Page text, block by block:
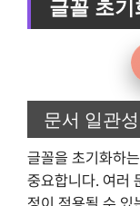
글꼴 초
문서 일관
글꼴을 초기화하
중요합니다. 여러